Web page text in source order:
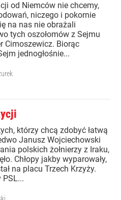
od Niemców nie chcemy,
niczego i pokornie
na nas nie obrażali
tych oszołomów z Sejmu
Cimoszewicz. Biorąc
jednogłośnie...
którzy chcą zdobyć łatwą
Janusz Wojciechowski
polskich żołnierzy z Iraku,
Chłopy jakby wyparowały,
na placu Trzech Krzyży.